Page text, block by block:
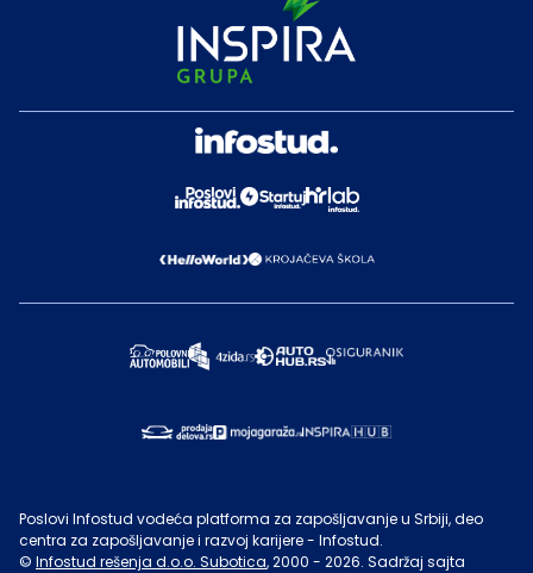
Poslovi Infostud vodeća platforma za zapošljavanje u Srbiji, deo
centra za zapošljavanje i razvoj karijere - Infostud.
© Infostud rešenja d.o.o. Subotica, 2000 - 2026. Sadržaj sajta